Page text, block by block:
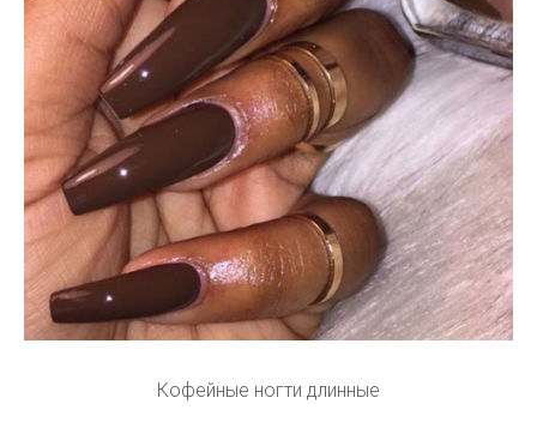
Кофейные ногти длинные